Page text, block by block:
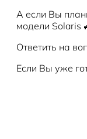
А если Вы
модели Solaris
Ответить на
Если Вы уже